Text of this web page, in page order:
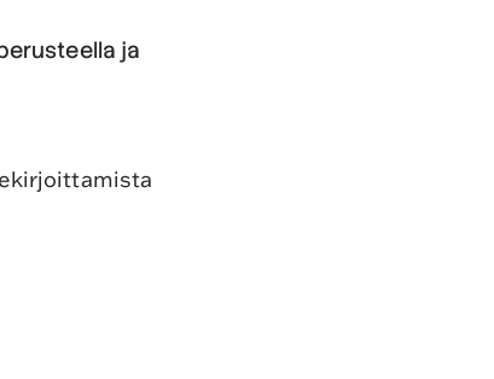
ja